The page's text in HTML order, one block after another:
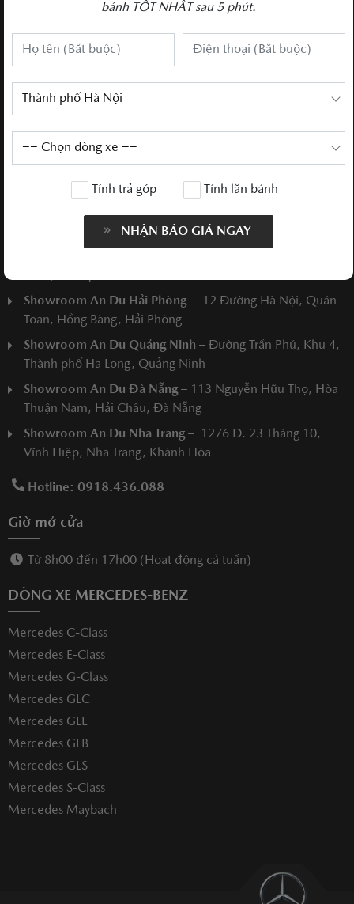
QUÝ KHÁCH CẦN TÌM
THÊM THÔNG TIN
Bảng giá xe Mercedes
MERCEDES AN DU HÀ NỘI
Showroom An Du Hải Phòng– 12 Đường Hà Nội, Quán
Toan, Hồng Bàng, Hải Phòng
Showroom An Du Quảng Ninh – Đường Trần Phú, Khu 4,
Thành phố Hạ Long, Quảng Ninh
Showroom An Du Đà Nẵng– 113 Nguyễn Hữu Thọ, Hòa
Thuận Nam, Hải Châu, Đà Nẵng
Showroom An Du Nha Trang– 1276 Đ. 23 Tháng 10,
Vĩnh Hiệp, Nha Trang, Khánh Hòa
Hotline: 0918.436.088
Giờ mở cửa
Từ 8h00 đến 17h00 (Hoạt động cả tuần)
DÒNG XE MERCEDES-BENZ
Mercedes C-Class
Mercedes E-Class
Mercedes G-Class
Mercedes GLC
Mercedes GLE
Mercedes GLB
Mercedes GLS
Mercedes S-Class
Mercedes Maybach
bánh TỐT NHẤT sau 5 phút.
Tính trả góp Tính lăn bánh
NHẬN BÁO GIÁ NGAY